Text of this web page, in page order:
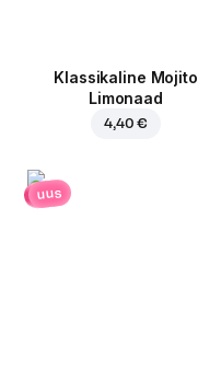
Klassikaline Mojito
Limonaad
4,40 €
uus